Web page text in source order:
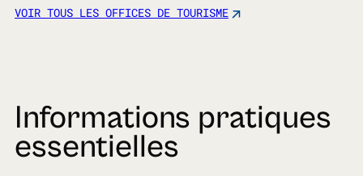
VOIR TOUS LES OFFICES DE TOURISME
Informations pratiques
essentielles